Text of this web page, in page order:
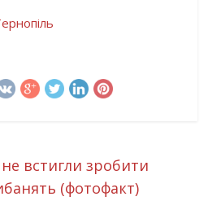
встигли зробити
(фотофакт)